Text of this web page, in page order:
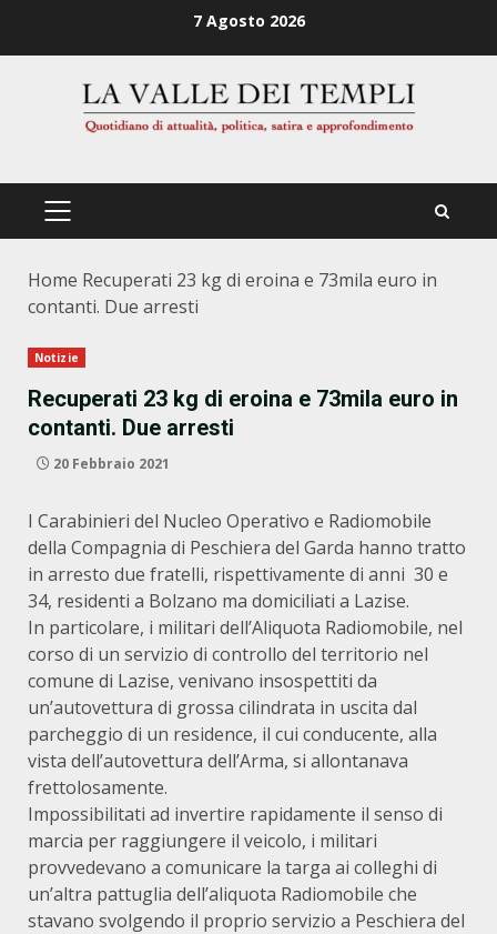
7 Agosto 2026
PRIMÄRES
Home Recuperati 23 kg di eroina e 73mila euro in
contanti. Due arresti
Notizie
Recuperati 23 kg di eroina e 73mila euro in
contanti. Due arresti
20 Febbraio 2021
I Carabinieri del Nucleo Operativo e Radiomobile
della Compagnia di Peschiera del Garda hanno tratto
in arresto due fratelli, rispettivamente di anni 30 e
34, residenti a Bolzano ma domiciliati a Lazise.
In particolare, i militari dell’Aliquota Radiomobile, nel
corso di un servizio di controllo del territorio nel
comune di Lazise, venivano insospettiti da
un’autovettura di grossa cilindrata in uscita dal
parcheggio di un residence, il cui conducente, alla
vista dell’autovettura dell’Arma, si allontanava
frettolosamente.
Impossibilitati ad invertire rapidamente il senso di
marcia per raggiungere il veicolo, i militari
provvedevano a comunicare la targa ai colleghi di
un’altra pattuglia dell’aliquota Radiomobile che
stavano svolgendo il proprio servizio a Peschiera del